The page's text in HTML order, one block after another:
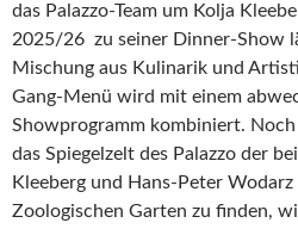
das Palazzo-Team um Kolja
2025/26 zu seiner Dinner-Show
Mischung aus Kulinarik und
Gang-Menü wird mit einem
Showprogramm kombiniert.
das Spiegelzelt des Palazzo der
Kleeberg und Hans-Peter
Zoologischen Garten zu finden,